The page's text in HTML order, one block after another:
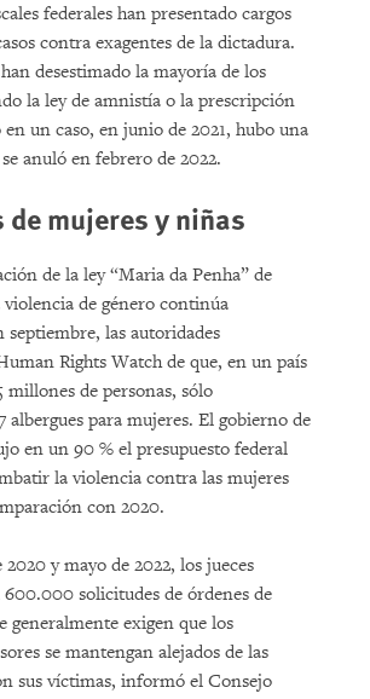
federales han presentado cargos
contra exagentes de la dictadura.
desestimado la mayoría de los
la ley de amnistía o la prescripción
un caso, en junio de 2021, hubo una
anuló en febrero de 2022.
de mujeres y niñas
de la ley “Maria da Penha” de
de género continúa
septiembre, las autoridades
Rights Watch de que, en un país
millones de personas, sólo
albergues para mujeres. El gobierno de
en un 90 % el presupuesto federal
la violencia contra las mujeres
con 2020.
y mayo de 2022, los jueces
solicitudes de órdenes de
generalmente exigen que los
se mantengan alejados de las
sus víctimas, informó el Consejo